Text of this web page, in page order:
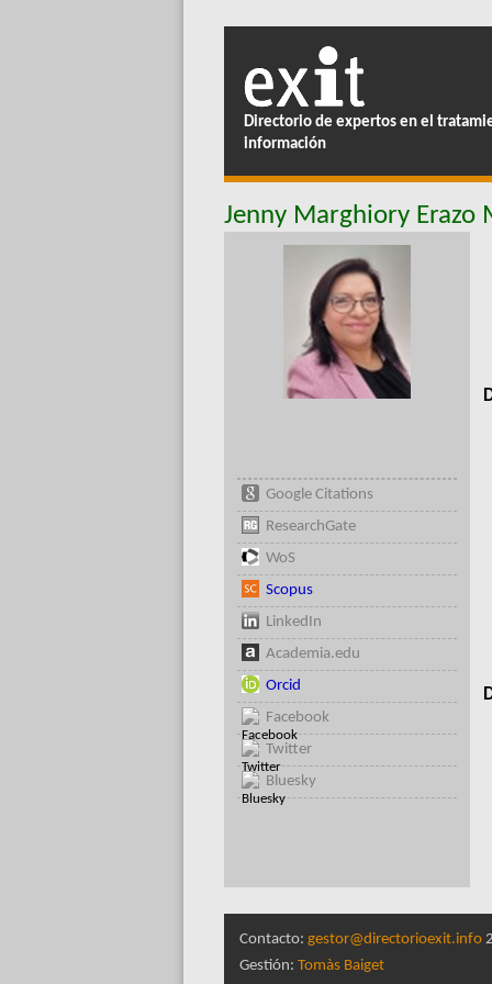
Directorio de expertos en el
información
Jenny Marghiory Erazo
Google Citations
ResearchGate
WoS
Scopus
LinkedIn
Academia.edu
Orcid
Facebook
Twitter
Bluesky
Contacto: gestor@directorioexit.info
Gestión: Tomàs Baiget